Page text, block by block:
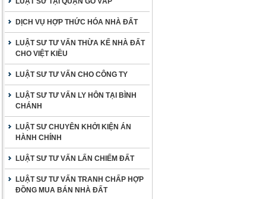
DỊCH VỤ HỢP THỨC HÓA NHÀ ĐẤT
LUẬT SƯ TƯ VẤN THỪA KẾ NHÀ ĐẤT
CHO VIỆT KIỀU
LUẬT SƯ TƯ VẤN CHO CÔNG TY
LUẬT SƯ TƯ VẤN LY HÔN TẠI BÌNH
CHÁNH
LUẬT SƯ CHUYÊN KHỞI KIỆN ÁN
HÀNH CHÍNH
LUẬT SƯ TƯ VẤN LẤN CHIẾM ĐẤT
LUẬT SƯ TƯ VẤN TRANH CHẤP HỢP
ĐỒNG MUA BÁN NHÀ ĐẤT